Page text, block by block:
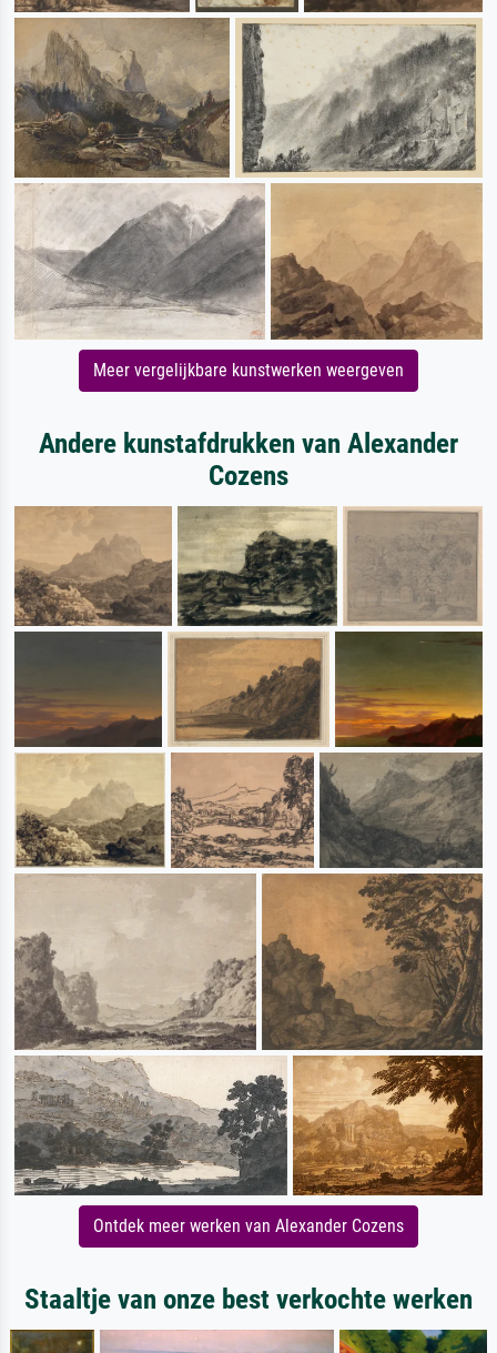
Meer vergelijkbare kunstwerken weergeven
Andere kunstafdrukken van Alexander
Cozens
Ontdek meer werken van Alexander Cozens
Staaltje van onze best verkochte werken